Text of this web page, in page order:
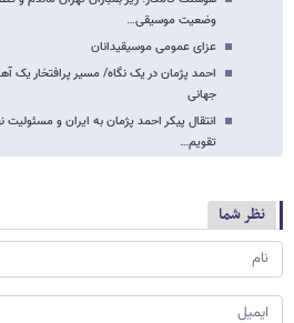
وضعیت موسیقی…
عزای عمومی موسیقیدانان
احمد پژمان در یک نگاه/ مسیر پرافتخار یک
جهانی
انتقال پیکر احمد پژمان به ایران و
تقویم…
نظر شما